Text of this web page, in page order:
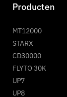
Producten
MT12000
STARX
CD30000
FLYTO 30K
UP7
UP8